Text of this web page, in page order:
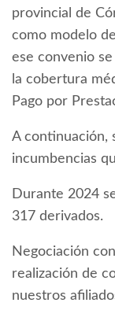
provincial de
como modelo
ese convenio
la cobertura
Pago por
A continuación,
incumbencias
Durante 2024
317 derivados.
Negociación
realización de
nuestros